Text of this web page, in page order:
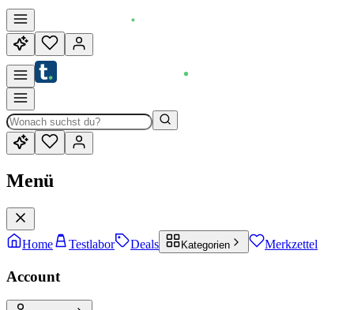
Menü
Home Testlabor Deals Kategorien Merkzettel
Account